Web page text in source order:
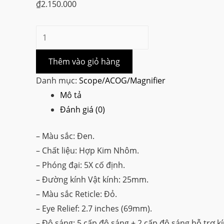
₫2.150.000
Vortex
Spitfire
HD
Prism
Scope
số
lượng
Thêm vào giỏ hàng
Danh mục: Scope/ACOG/Magnifier
Mô tả
Đánh giá (0)
– Màu sắc: Đen.
– Chất liệu: Hợp Kim Nhôm.
– Phóng đại: 5X cố định.
– Đường kính Vật kính: 25mm.
– Màu sắc Reticle: Đỏ.
– Eye Relief: 2.7 inches (69mm).